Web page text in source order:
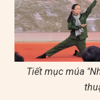
Tiết mục múa